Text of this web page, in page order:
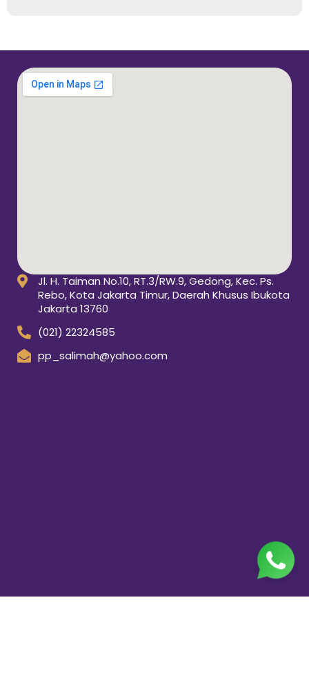
Jl. H. Taiman No.10, RT.3/RW.9, Gedong, Kec. Ps.
Rebo, Kota Jakarta Timur, Daerah Khusus Ibukota
Jakarta 13760
(021) 22324585
pp_salimah@yahoo.com